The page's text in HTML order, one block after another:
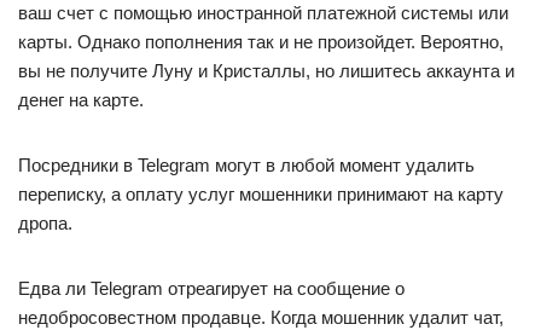
ваш счет с помощью иностранной платежной системы или
карты. Однако пополнения так и не произойдет. Вероятно,
вы не получите Луну и Кристаллы, но лишитесь аккаунта и
денег на карте.
Посредники в Telegram могут в любой момент удалить
переписку, а оплату услуг мошенники принимают на карту
дропа.
Едва ли Telegram отреагирует на сообщение о
недобросовестном продавце. Когда мошенник удалит чат,